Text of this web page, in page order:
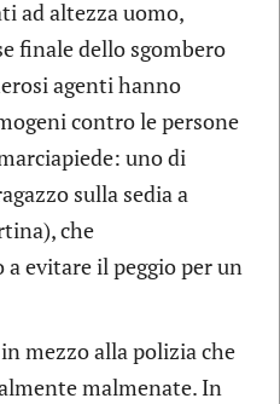
ad altezza uomo,
finale dello sgombero
agenti hanno
contro le persone
uno di
sulla sedia a
che
evitare il peggio per un
mezzo alla polizia che
malmenate. In